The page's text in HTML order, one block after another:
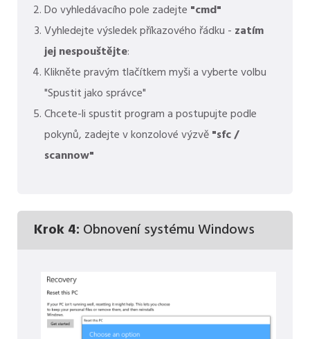
Do vyhledávacího pole zadejte "cmd"
Vyhledejte výsledek příkazového řádku - zatím
jej nespouštějte:
Klikněte pravým tlačítkem myši a vyberte volbu
"Spustit jako správce"
Chcete-li spustit program a postupujte podle
pokynů, zadejte v konzolové výzvě"sfc /
scannow"
Krok 4: Obnovení systému Windows